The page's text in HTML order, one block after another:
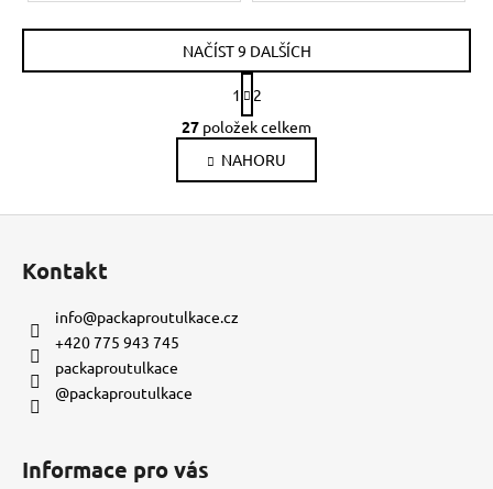
O
v
l
á
d
NAČÍST 9 DALŠÍCH
S
t
r
á
n
k
1
2
27 položek celkem
NAHORU
Kontakt
info@packaproutulkace.cz
+420 775 943 745
packaproutulkace
@packaproutulkace
Informace pro vás